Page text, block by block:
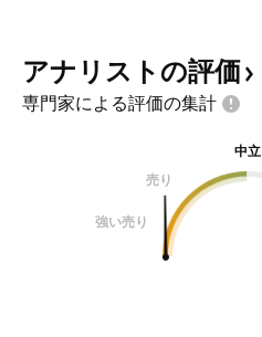
アナリストの評価
専門家による評価の集計
中立
売り
強い売り